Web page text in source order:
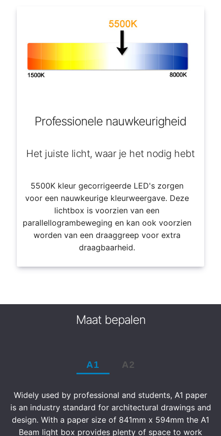
Professionele nauwkeurigheid
Het juiste licht, waar je het nodig hebt
5500K kleur gecorrigeerde LED's zorgen
voor een nauwkeurige kleurweergave. Deze
lichtbox is voorzien van een
parallellogrambeweging en kan ook voorzien
worden van een draaggreep voor extra
draagbaarheid.
Maat bepalen
A1 A2